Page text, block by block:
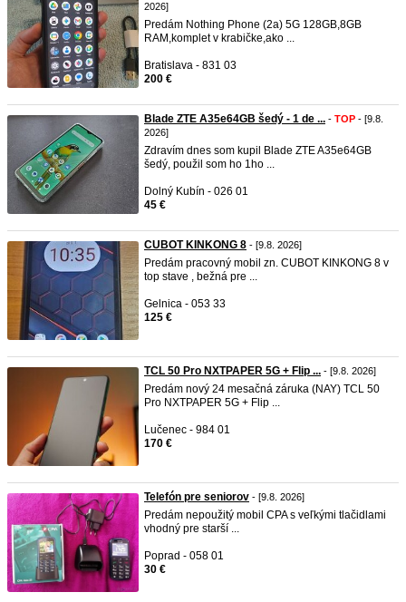
2026]
Predám Nothing Phone (2a) 5G 128GB,8GB
RAM,komplet v krabičke,ako ...
Bratislava - 831 03
200 €
Blade ZTE A35e64GB šedý - 1 de ... - TOP - [9.8.
2026]
Zdravím dnes som kupil Blade ZTE A35e64GB
šedý, použil som ho 1ho ...
Dolný Kubín - 026 01
45 €
CUBOT KINKONG 8 - [9.8. 2026]
Predám pracovný mobil zn. CUBOT KINKONG 8 v
top stave , bežná pre ...
Gelnica - 053 33
125 €
TCL 50 Pro NXTPAPER 5G + Flip ... - [9.8. 2026]
Predám nový 24 mesačná záruka (NAY) TCL 50
Pro NXTPAPER 5G + Flip ...
Lučenec - 984 01
170 €
Telefón pre seniorov - [9.8. 2026]
Predám nepoužitý mobil CPA s veľkými tlačidlami
vhodný pre starší ...
Poprad - 058 01
30 €